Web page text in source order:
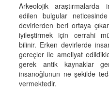
Arkeolojik araştırmalarda
edilen bulgular
devirlerden beri ortaya
iyileştirmek için cerrahi
bilinir. Erken devirlerde
gereçler ile ameliyat
gerek antik kaynaklar
insanoğlunun ne şekilde
vermektedir.